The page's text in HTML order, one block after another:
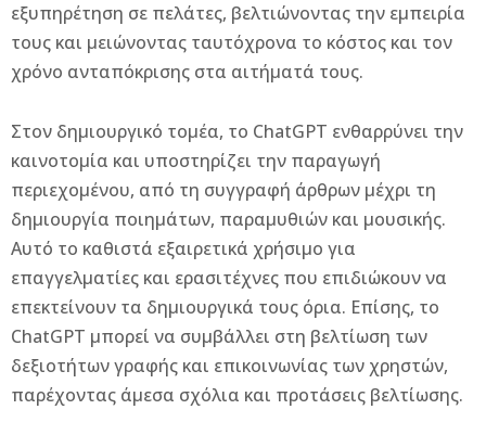
εξυπηρέτηση σε πελάτες, βελτιώνοντας την εμπειρία
τους και μειώνοντας ταυτόχρονα το κόστος και τον
χρόνο ανταπόκρισης στα αιτήματά τους.
Στον δημιουργικό τομέα, το ChatGPT ενθαρρύνει την
καινοτομία και υποστηρίζει την παραγωγή
περιεχομένου, από τη συγγραφή άρθρων μέχρι τη
δημιουργία ποιημάτων, παραμυθιών και μουσικής.
Αυτό το καθιστά εξαιρετικά χρήσιμο για
επαγγελματίες και ερασιτέχνες που επιδιώκουν να
επεκτείνουν τα δημιουργικά τους όρια. Επίσης, το
ChatGPT μπορεί να συμβάλλει στη βελτίωση των
δεξιοτήτων γραφής και επικοινωνίας των χρηστών,
παρέχοντας άμεσα σχόλια και προτάσεις βελτίωσης.